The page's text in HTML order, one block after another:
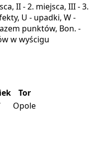
II - 2. miejsca, III - 3.
U - upadki, W -
punktów, Bon. -
w wyścigu
Tor
Opole